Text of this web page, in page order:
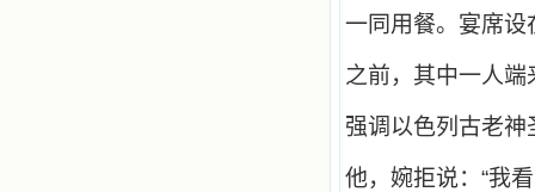
一同用餐。宴席设
之前，其中一人
强调以色列古老
他，婉拒说：“我